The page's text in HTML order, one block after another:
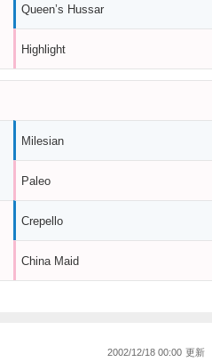
Queen’s Hussar
Highlight
Milesian
Paleo
Crepello
China Maid
2002/12/18 00:00